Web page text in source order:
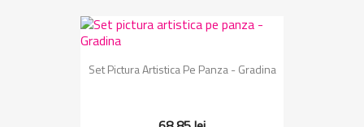
Set Pictura Artistica Pe Panza - Gradina